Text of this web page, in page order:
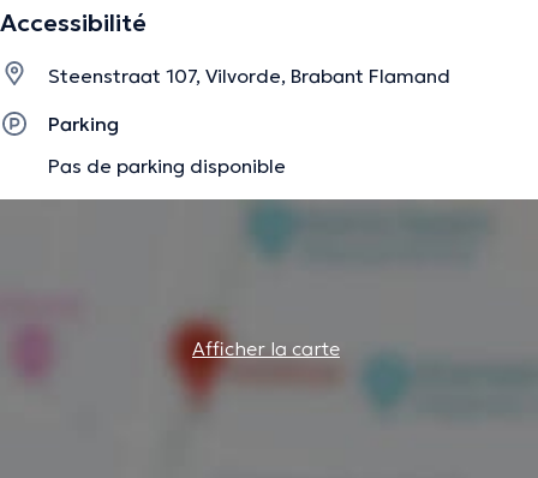
Accessibilité
Steenstraat 107, Vilvorde, Brabant Flamand
Parking
Pas de parking disponible
Afficher la carte